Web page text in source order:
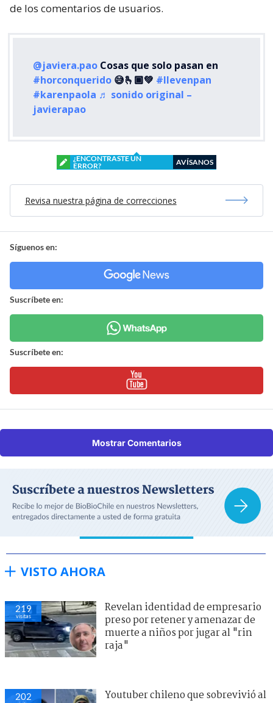
de los comentarios de usuarios.
@javiera.pao Cosas que solo pasan en
#horconquerido 😅🫰🏾💚 #llevenpan
#karenpaola ♬ sonido original –
javierapao
¿ENCONTRASTE UN
ERROR?
AVÍSANOS
Revisa nuestra página de correcciones
Síguenos en:
Suscríbete en:
Suscríbete en:
Mostrar Comentarios
VISTO AHORA
219
visitas
Revelan identidad de empresario
preso por retener y amenazar de
muerte a niños por jugar al "rin
raja"
202
Youtuber chileno que sobrevivió al